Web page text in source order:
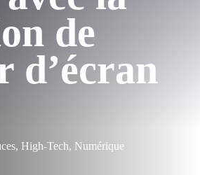
de
d’écran
, High-Tech, Numérique